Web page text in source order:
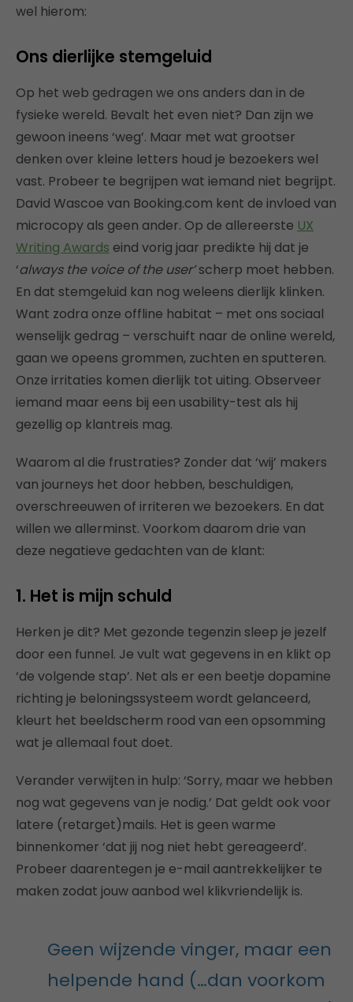
wel hierom:
Ons dierlijke stemgeluid
Op het web gedragen we ons anders dan in de
fysieke wereld. Bevalt het even niet? Dan zijn we
gewoon ineens ‘weg’. Maar met wat grootser
denken over kleine letters houd je bezoekers wel
vast. Probeer te begrijpen wat iemand niet begrijpt.
David Wascoe van Booking.com kent de invloed van
microcopy als geen ander. Op de allereerste UX
Writing Awards eind vorig jaar predikte hij dat je
‘always the voice of the user’scherp moet hebben.
En dat stemgeluid kan nog weleens dierlijk klinken.
Want zodra onze offline habitat – met ons sociaal
wenselijk gedrag – verschuift naar de online wereld,
gaan we opeens grommen, zuchten en sputteren.
Onze irritaties komen dierlijk tot uiting. Observeer
iemand maar eens bij een usability-test als hij
gezellig op klantreis mag.
Waarom al die frustraties? Zonder dat ‘wij’ makers
van journeys het door hebben, beschuldigen,
overschreeuwen of irriteren we bezoekers. En dat
willen we allerminst. Voorkom daarom drie van
deze negatieve gedachten van de klant:
1. Het is mijn schuld
Herken je dit? Met gezonde tegenzin sleep je jezelf
door een funnel. Je vult wat gegevens in en klikt op
‘de volgende stap’. Net als er een beetje dopamine
richting je beloningssysteem wordt gelanceerd,
kleurt het beeldscherm rood van een opsomming
wat je allemaal fout doet.
Verander verwijten in hulp: ‘Sorry, maar we hebben
nog wat gegevens van je nodig.’ Dat geldt ook voor
latere (retarget)mails. Het is geen warme
binnenkomer ‘dat jij nog niet hebt gereageerd’.
Probeer daarentegen je e-mail aantrekkelijker te
maken zodat jouw aanbod wel klikvriendelijk is.
Geen wijzende vinger, maar een
helpende hand (…dan voorkom